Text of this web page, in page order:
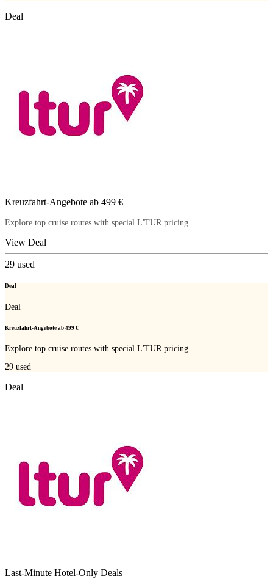
Deal
Kreuzfahrt-Angebote ab 499 €
Explore top cruise routes with special L'TUR pricing.
View Deal
29 used
Deal
Deal
Kreuzfahrt-Angebote ab 499 €
Explore top cruise routes with special L'TUR pricing.
29 used
Deal
Last-Minute Hotel-Only Deals